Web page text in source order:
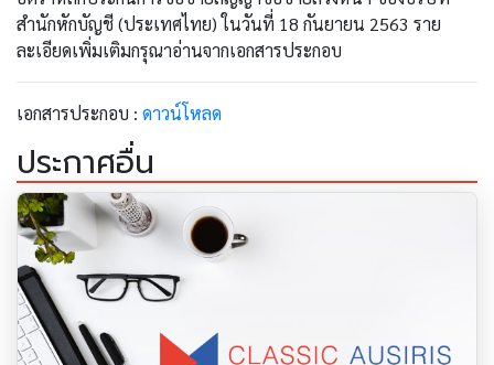
สำนักหักบัญชี (ประเทศไทย) ในวันที่ 18 กันยายน 2563 ราย
ละเอียดเพิ่มเติมกรุณาอ่านจากเอกสารประกอบ
เอกสารประกอบ : ดาวน์โหลด
ประกาศอื่น